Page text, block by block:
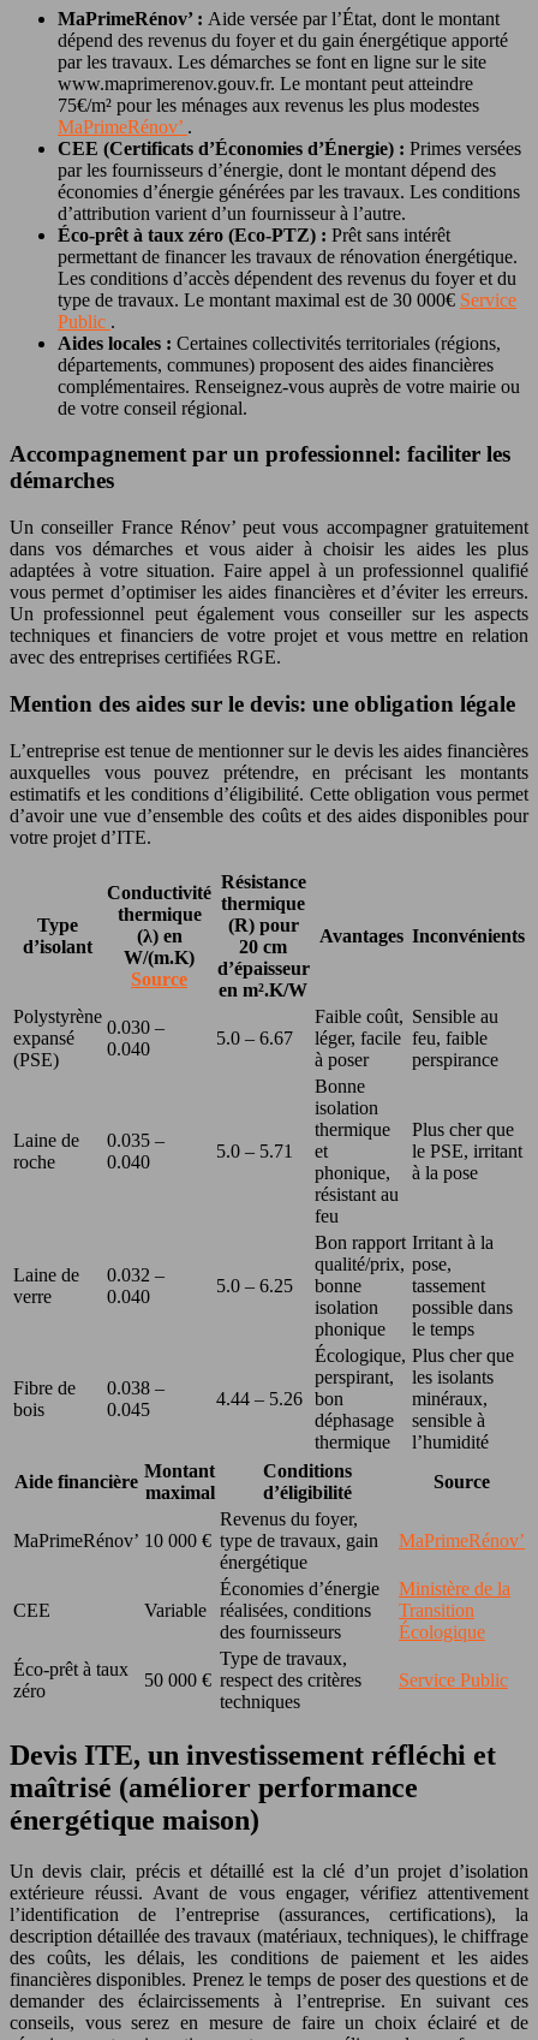
MaPrimeRénov’ : Aide versée par l’État, dont le montant
dépend des revenus du foyer et du gain énergétique apporté
par les travaux. Les démarches se font en ligne sur le site
www.maprimerenov.gouv.fr. Le montant peut atteindre
75€/m² pour les ménages aux revenus les plus modestes
MaPrimeRénov’ .
CEE (Certificats d’Économies d’Énergie) : Primes versées
par les fournisseurs d’énergie, dont le montant dépend des
économies d’énergie générées par les travaux. Les conditions
d’attribution varient d’un fournisseur à l’autre.
Éco-prêt à taux zéro (Eco-PTZ) : Prêt sans intérêt
permettant de financer les travaux de rénovation énergétique.
Les conditions d’accès dépendent des revenus du foyer et du
type de travaux. Le montant maximal est de 30 000€ Service
Public .
Aides locales : Certaines collectivités territoriales (régions,
départements, communes) proposent des aides financières
complémentaires. Renseignez-vous auprès de votre mairie ou
de votre conseil régional.
Accompagnement par un professionnel: faciliter les
démarches
Un conseiller France Rénov’ peut vous accompagner gratuitement
dans vos démarches et vous aider à choisir les aides les plus
adaptées à votre situation. Faire appel à un professionnel qualifié
vous permet d’optimiser les aides financières et d’éviter les erreurs.
Un professionnel peut également vous conseiller sur les aspects
techniques et financiers de votre projet et vous mettre en relation
avec des entreprises certifiées RGE.
Mention des aides sur le devis: une obligation légale
L’entreprise est tenue de mentionner sur le devis les aides financières
auxquelles vous pouvez prétendre, en précisant les montants
estimatifs et les conditions d’éligibilité. Cette obligation vous permet
d’avoir une vue d’ensemble des coûts et des aides disponibles pour
votre projet d’ITE.
Type
d’isolant
Conductivité
thermique
(λ) en
W/(m.K)
Source
Résistance
thermique
(R) pour
20 cm
d’épaisseur
en m².K/W
Avantages Inconvénients
Polystyrène
expansé
(PSE)
0.030 –
0.040
5.0 – 6.67
Faible coût,
léger, facile
à poser
Sensible au
feu, faible
perspirance
Laine de
roche
0.035 –
0.040
5.0 – 5.71
Bonne
isolation
thermique
et
phonique,
résistant au
feu
Plus cher que
le PSE, irritant
à la pose
Laine de
verre
0.032 –
0.040
5.0 – 6.25
Bon rapport
qualité/prix,
bonne
isolation
phonique
Irritant à la
pose,
tassement
possible dans
le temps
Fibre de
bois
0.038 –
0.045
4.44 – 5.26
Écologique,
perspirant,
bon
déphasage
thermique
Plus cher que
les isolants
minéraux,
sensible à
l’humidité
Aide financière
Montant
maximal
Conditions
d’éligibilité
Source
MaPrimeRénov’ 10 000 €
Revenus du foyer,
type de travaux, gain
énergétique
MaPrimeRénov’
CEE Variable
Économies d’énergie
réalisées, conditions
des fournisseurs
Ministère de la
Transition
Écologique
Éco-prêt à taux
zéro
50 000 €
Type de travaux,
respect des critères
techniques
Service Public
Devis ITE, un investissement réfléchi et
maîtrisé (améliorer performance
énergétique maison)
Un devis clair, précis et détaillé est la clé d’un projet d’isolation
extérieure réussi. Avant de vous engager, vérifiez attentivement
l’identification de l’entreprise (assurances, certifications), la
description détaillée des travaux (matériaux, techniques), le chiffrage
des coûts, les délais, les conditions de paiement et les aides
financières disponibles. Prenez le temps de poser des questions et de
demander des éclaircissements à l’entreprise. En suivant ces
conseils, vous serez en mesure de faire un choix éclairé et de